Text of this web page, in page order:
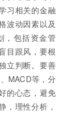
习相关的金融
波动因素以及
，包括资金管
目跟风，要根
立判断。要善
MACD等，分
的心态，避免
，理性分析，